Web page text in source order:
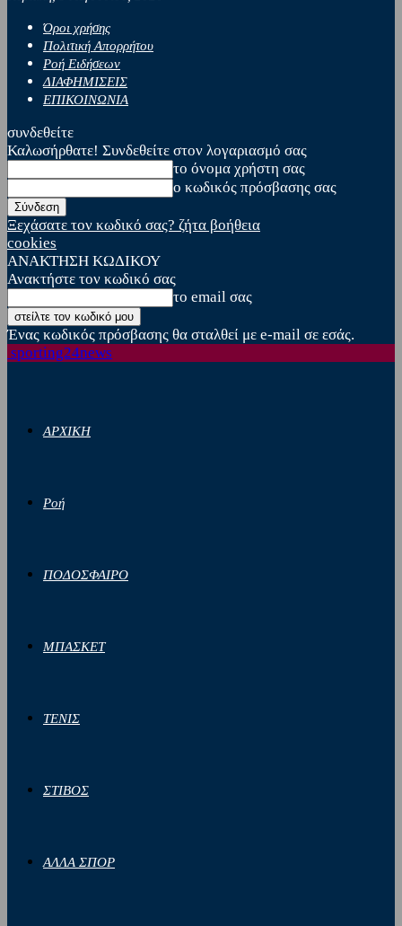
Όροι χρήσης
Πολιτική Απορρήτου
Ροή Ειδήσεων
ΔΙΑΦΗΜΙΣΕΙΣ
ΕΠΙΚΟΙΝΩΝΙΑ
συνδεθείτε
Καλωσήρθατε! Συνδεθείτε στον λογαριασμό σας
το όνομα χρήστη σας
ο κωδικός πρόσβασης σας
Ξεχάσατε τον κωδικό σας? ζήτα βοήθεια
cookies
ΑΝΑΚΤΗΣΗ ΚΩΔΙΚΟΥ
Ανακτήστε τον κωδικό σας
το email σας
Ένας κωδικός πρόσβασης θα σταλθεί με e-mail σε εσάς.
sporting24news
ΑΡΧΙΚΗ
Ροή
ΠΟΔΟΣΦΑΙΡΟ
ΜΠΑΣΚΕΤ
ΤΕΝΙΣ
ΣΤΙΒΟΣ
ΑΛΛΑ ΣΠΟΡ